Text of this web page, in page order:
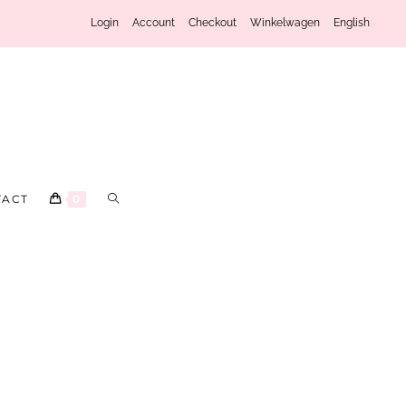
Login Account Checkout Winkelwagen English
0